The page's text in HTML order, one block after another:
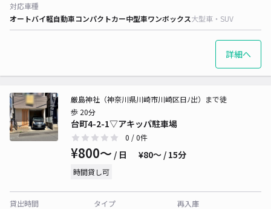
対応車種
オートバイ軽自動車コンパクトカー中型車ワンボックス大型車・SUV
詳細へ
台町4-2-1▽アキッパ駐車場
厳島神社（神奈川県川崎市川崎区日ﾉ出）まで徒
歩 20分
0 / 0件
¥800〜 / 日 ¥80〜 / 15分
時間貸し可
貸出時間
タイプ
再入庫